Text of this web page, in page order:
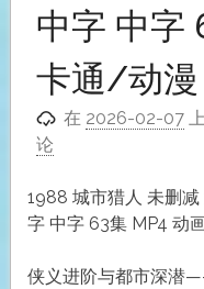
中字 中字
卡通/动漫
在 2026-02-07
论
1988 城市猎人 未删
字 中字 63集 MP4 动
侠义进阶与都市深潜